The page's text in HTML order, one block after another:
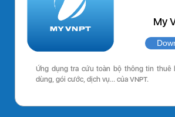
My
Ứng dụng tra cứu toàn bộ thông tin thuê
dùng, gói cước, dịch vụ… của VNPT.